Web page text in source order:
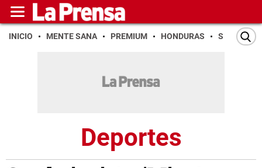
INICIO MENTE SANA PREMIUM HONDURAS SAN PEDRO
Deportes